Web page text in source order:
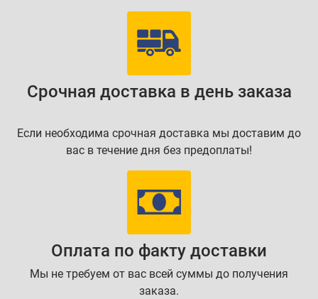
Срочная доставка в день заказа
Если необходима срочная доставка мы доставим до
вас в течение дня без предоплаты!
Оплата по факту доставки
Мы не требуем от вас всей суммы до получения
заказа.